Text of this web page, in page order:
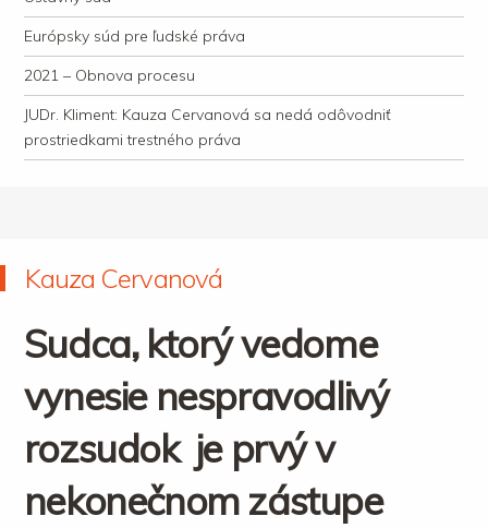
Európsky súd pre ľudské práva
2021 – Obnova procesu
JUDr. Kliment: Kauza Cervanová sa nedá odôvodniť
prostriedkami trestného práva
Kauza Cervanová
Sudca, ktorý vedome
vynesie nespravodlivý
rozsudok je prvý v
nekonečnom zástupe